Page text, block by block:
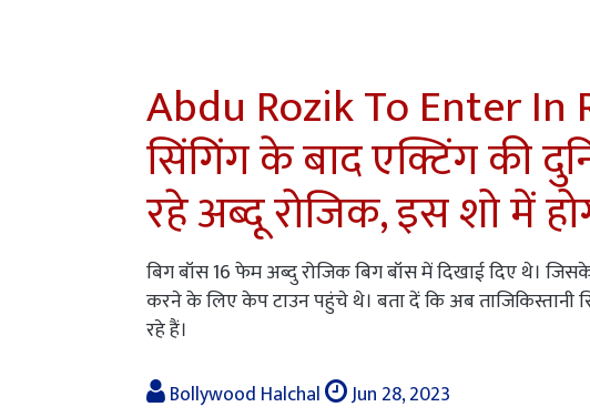
Abdu Rozik To Enter In
सिंगिंग के बाद एक्टिंग की
रहे अब्दू रोजिक, इस शो में
बिग बॉस 16 फेम अब्दु रोजिक बिग बॉस में दिखाई दिए थे।
करने के लिए केप टाउन पहुंचे थे। बता दें कि अब ताजिकिस्तानी
रहे हैं।
Bollywood Halchal
Jun 28, 2023